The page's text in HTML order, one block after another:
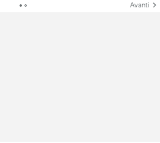
Avanti